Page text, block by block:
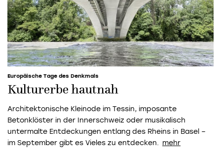
Europäische Tage des Denkmals
Kulturerbe hautnah
Architektonische Kleinode im Tessin, imposante
Betonklöster in der Innerschweiz oder musikalisch
untermalte Entdeckungen entlang des Rheins in Basel –
im September gibt es Vieles zu entdecken.